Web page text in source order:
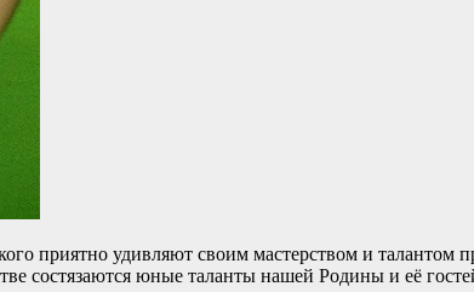
приятно удивляют своим мастерством и талантом
состязаются юные таланты нашей Родины и её